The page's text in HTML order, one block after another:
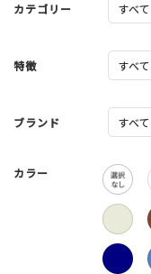
カテゴリー
特徴
ブランド
カラー